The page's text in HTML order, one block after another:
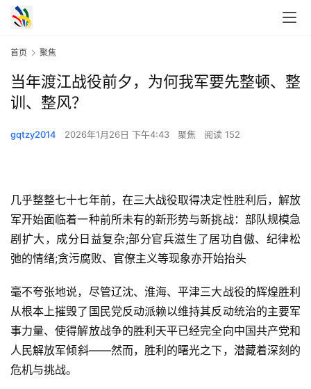
首页 聚焦
当年渡江战役前夕，为何我军要先整顿、整
训、整风？
gqtzy2014 2026年1月26日 下午4:43 聚焦 阅读 152
几乎整整七十七年前，在三大战役取得决定性胜利后，解放
军开始面临着一种前所未有的新形势与新挑战：部队规模急
剧扩大，成分日益复杂;部分官兵滋生了居功自傲、纪律松
弛的情绪;贪污腐败、官僚主义等现象亦开始抬头
毫不夸张地说，尽管辽沈、淮海、平津三大战役的辉煌胜利
从根本上摧毁了国民党反动派赖以维持其反动统治的主要军
事力量、使得解放战争的胜利天平已经完全向中国共产党和
人民解放军倾斜——然而，胜利的曙光之下，潜藏着深刻的
危机与挑战。